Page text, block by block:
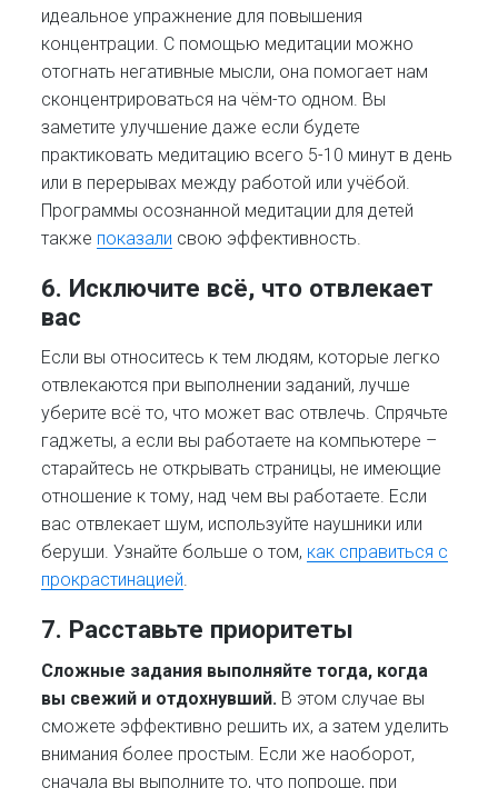
идеальное упражнение для повышения
концентрации. С помощью медитации можно
отогнать негативные мысли, она помогает нам
сконцентрироваться на чём-то одном. Вы
заметите улучшение даже если будете
практиковать медитацию всего 5-10 минут в день
или в перерывах между работой или учёбой.
Программы осознанной медитации для детей
также показали свою эффективность.
6. Исключите всё, что отвлекает
вас
Если вы относитесь к тем людям, которые легко
отвлекаются при выполнении заданий, лучше
уберите всё то, что может вас отвлечь. Спрячьте
гаджеты, а если вы работаете на компьютере –
старайтесь не открывать страницы, не имеющие
отношение к тому, над чем вы работаете. Если
вас отвлекает шум, используйте наушники или
беруши. Узнайте больше о том, как справиться с
прокрастинацией.
7. Расставьте приоритеты
Сложные задания выполняйте тогда, когда
вы свежий и отдохнувший. В этом случае вы
сможете эффективно решить их, а затем уделить
внимания более простым. Если же наоборот,
сначала вы выполните то, что попроще, при